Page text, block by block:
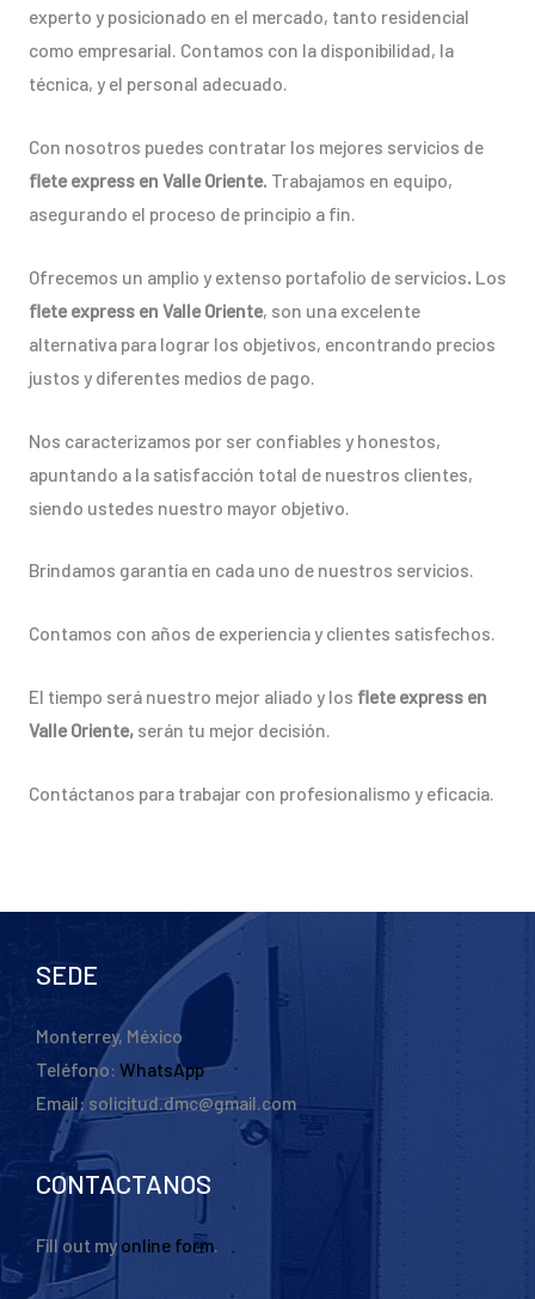
experto y posicionado en el mercado, tanto residencial
como empresarial. Contamos con la disponibilidad, la
técnica, y el personal adecuado.
Con nosotros puedes contratar los mejores servicios de
flete express en Valle Oriente. Trabajamos en equipo,
asegurando el proceso de principio a fin.
Ofrecemos un amplio y extenso portafolio de servicios. Los
flete express en Valle Oriente, son una excelente
alternativa para lograr los objetivos, encontrando precios
justos y diferentes medios de pago.
Nos caracterizamos por ser confiables y honestos,
apuntando a la satisfacción total de nuestros clientes,
siendo ustedes nuestro mayor objetivo.
Brindamos garantía en cada uno de nuestros servicios.
Contamos con años de experiencia y clientes satisfechos.
El tiempo será nuestro mejor aliado y los flete express en
Valle Oriente, serán tu mejor decisión.
Contáctanos para trabajar con profesionalismo y eficacia.
SEDE
Monterrey, México
Teléfono: WhatsApp
Email: solicitud.dmc@gmail.com
CONTACTANOS
Fill out my online form.